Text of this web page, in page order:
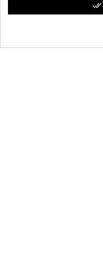
clic aquí para mostrar el certificado.
done_all